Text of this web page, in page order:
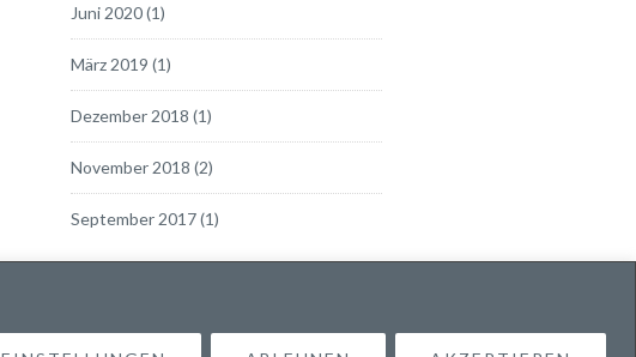
Juni 2020(1)
März 2019 (1)
Dezember 2018 (1)
November 2018 (2)
September 2017(1)